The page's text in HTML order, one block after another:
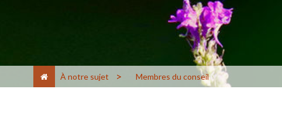
À notre sujet > Membres du conseil